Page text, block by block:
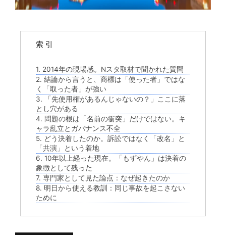
索 引
1. 2014年の現場感。Nスタ取材で聞かれた質問
2. 結論から言うと、商標は「使った者」ではな
く「取った者」が強い
3. 「先使用権があるんじゃないの？」ここに落
とし穴がある
4. 問題の根は「名前の衝突」だけではない。キ
ャラ乱立とガバナンス不全
5. どう決着したのか。訴訟ではなく「改名」と
「共演」という着地
6. 10年以上経った現在。「もずやん」は決着の
象徴として残った
7. 専門家として見た論点：なぜ起きたのか
8. 明日から使える教訓：同じ事故を起こさない
ために